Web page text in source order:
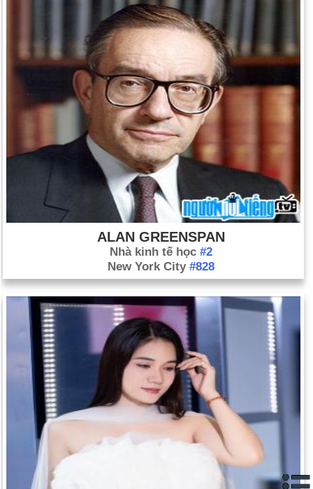
ALAN GREENSPAN
Nhà kinh tế học #2
New York City #828